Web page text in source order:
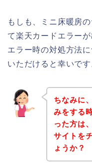
もしも、ミニ床暖房
て楽天カードエラー
エラー時の対処方法
いただけると幸いです
ちなみに
みをする
った方は
サイトを
ょうか？